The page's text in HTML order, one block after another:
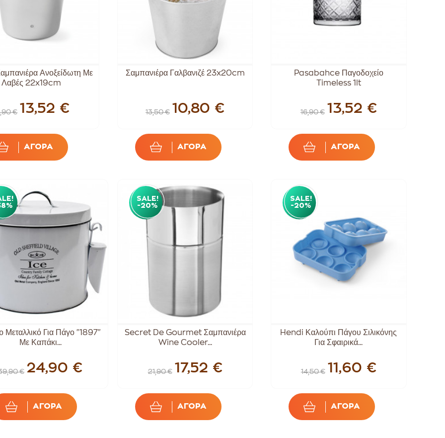
Ανοξείδωτη Με
Λαβές 22x19cm
€ 13,52 €
ΑΓΟΡΑ
Σαμπανιέρα Γαλβανιζέ 23x20cm
13,50 € 10,80 €
ΑΓΟΡΑ
Pasabahce Παγοδοχείο
Timeless 1lt
16,90 € 13,52 €
ΑΓΟΡΑ
Μεταλλικό Για Πάγο "1897"
Με Καπάκι...
€ 24,90 €
ΑΓΟΡΑ
SALE!
-20%
Secret De Gourmet Σαμπανιέρα
Wine Cooler...
21,90 € 17,52 €
ΑΓΟΡΑ
SALE!
-20%
Hendi Καλούπι Πάγου Σιλικόνης
Για Σφαιρικά...
14,50 € 11,60 €
ΑΓΟΡΑ